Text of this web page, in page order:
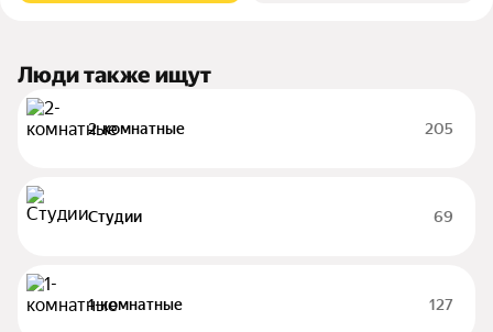
Люди также ищут
2-комнатные 205
Студии 69
1-комнатные 127